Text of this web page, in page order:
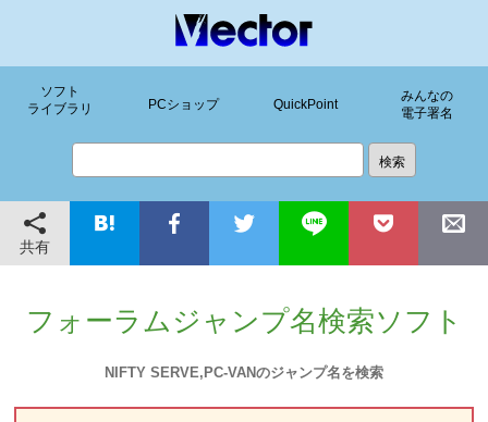
ソフト
ライブラリ
PCショップ QuickPoint
みんなの
電子署名
共有
フォーラムジャンプ名検索ソフト
NIFTY SERVE,PC-VANのジャンプ名を検索